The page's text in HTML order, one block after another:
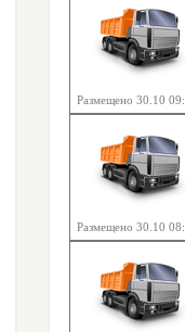
Размещено 30.10
Размещено 30.10